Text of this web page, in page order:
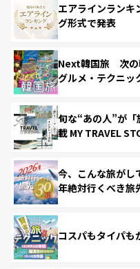
エアラインラン
グ形式で発表
Next韓国旅 次の
グルメ・テクニッ
旬な“あの人”が
載 MY TRAVEL
今、こんな旅がし
年絶対行くべき旅
コスパもタイパも